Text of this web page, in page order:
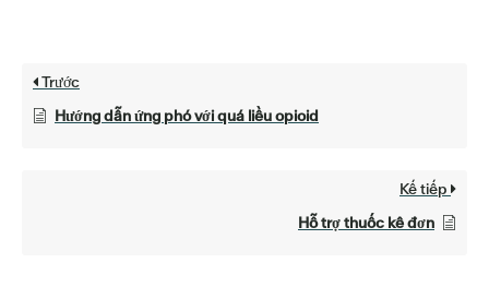
Trước
Hướng dẫn ứng phó với quá liều opioid
Kế tiếp
Hỗ trợ thuốc kê đơn